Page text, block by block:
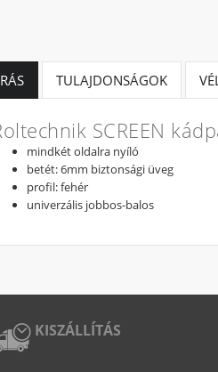
TULAJDONSÁGOK
SCREEN
mindkét oldalra nyíló
betét: 6mm biztonsági üveg
profil: fehér
univerzális jobbos-balos
KISZÁLLÍTÁS